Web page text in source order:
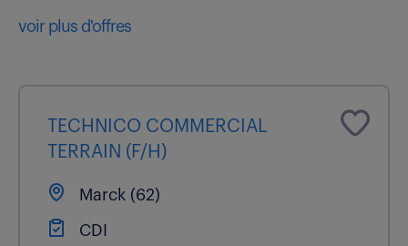
voir plus d'offres
TECHNICO COMMERCIAL
TERRAIN (F/H)
Marck (62)
CDI